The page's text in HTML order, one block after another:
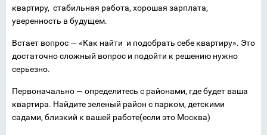
квартиру, стабильная работа, хорошая зарплата,
уверенность в будущем.
Встает вопрос — «Как найти и подобрать себе квартиру». Это
достаточно сложный вопрос и подойти к решению нужно
серьезно.
Первоначально — определитесь с районами, где будет ваша
квартира. Найдите зеленый район с парком, детскими
садами, близкий к вашей работе(если это Москва)